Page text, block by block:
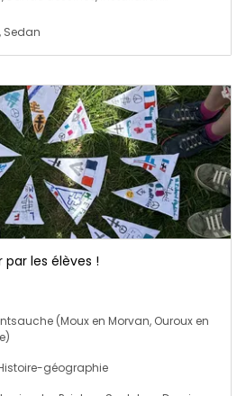
Sedan
par les élèves !
(Moux en Morvan, Ouroux en
géographie